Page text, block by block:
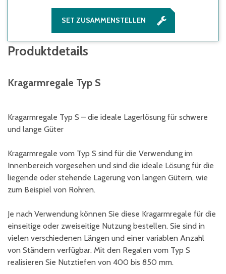
SET ZUSAMMENSTELLEN
Produktdetails
Kragarmregale Typ S
Kragarmregale Typ S – die ideale Lagerlösung für schwere
und lange Güter
Kragarmregale vom Typ S sind für die Verwendung im
Innenbereich vorgesehen und sind die ideale Lösung für die
liegende oder stehende Lagerung von langen Gütern, wie
zum Beispiel von Rohren.
Je nach Verwendung können Sie diese Kragarmregale für die
einseitige oder zweiseitige Nutzung bestellen. Sie sind in
vielen verschiedenen Längen und einer variablen Anzahl
von Ständern verfügbar. Mit den Regalen vom Typ S
realisieren Sie Nutztiefen von 400 bis 850 mm.